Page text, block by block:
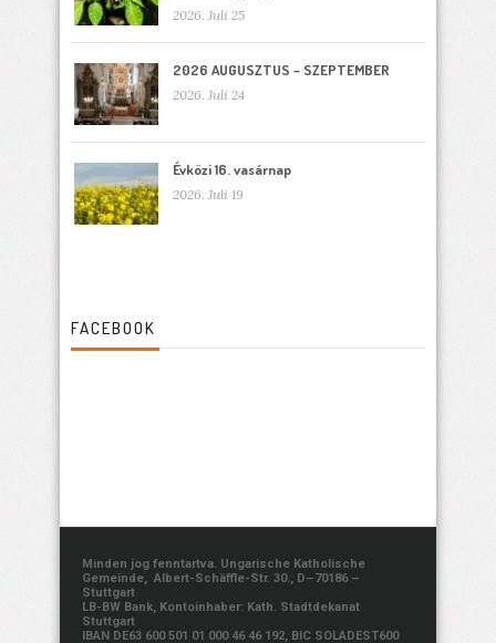
2026. Juli 25
2026 AUGUSZTUS – SZEPTEMBER
2026. Juli 24
Évközi 16. vasárnap
2026. Juli 19
FACEBOOK
Minden jog fenntartva. Ungarische Katholische
Gemeinde, Albert-Schäffle-Str. 30., D–70186 –
Stuttgart
LB-BW Bank, Kontoinhaber: Kath. Stadtdekanat
Stuttgart
IBAN DE63 600 501 01 000 46 46 192, BIC SOLADEST600